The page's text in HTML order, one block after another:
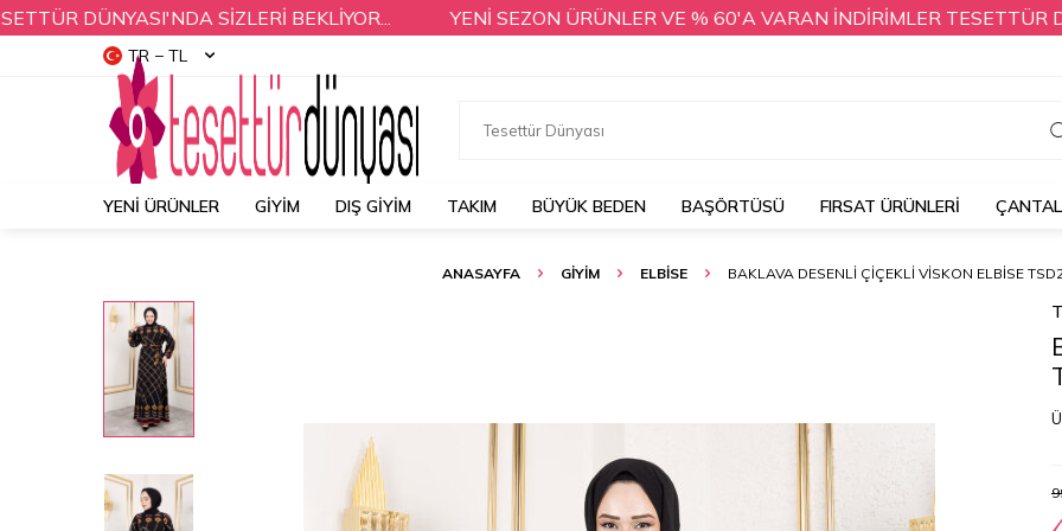
DÜNYASI'NDA SİZLERİ BEKLİYOR... YENİ SEZON ÜRÜNLER VE % 60'A VARAN İNDİRİMLER TESETTÜR
TR − TL
YENI ÜRÜNLER GİYİM DIŞ GİYİM TAKIM BÜYÜK BEDEN BAŞÖRTÜSÜ FIRSAT ÜRÜNLERİ
ANASAYFA GİYİM ELBİSE BAKLAVA DESENLI ÇIÇEKLI VISKON ELBISE